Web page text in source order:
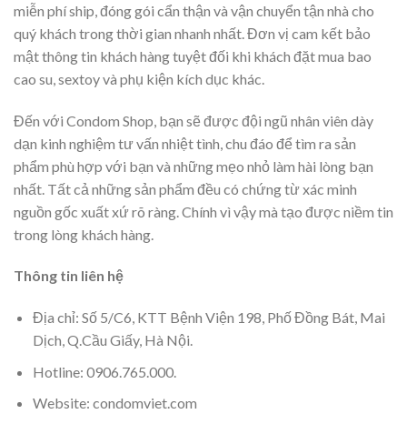
miễn phí ship, đóng gói cẩn thận và vận chuyển tận nhà cho
quý khách trong thời gian nhanh nhất. Đơn vị cam kết bảo
mật thông tin khách hàng tuyệt đối khi khách đặt mua bao
cao su, sextoy và phụ kiện kích dục khác.
Đến với Condom Shop, bạn sẽ được đội ngũ nhân viên dày
dạn kinh nghiệm tư vấn nhiệt tình, chu đáo để tìm ra sản
phẩm phù hợp với bạn và những mẹo nhỏ làm hài lòng bạn
nhất. Tất cả những sản phẩm đều có chứng từ xác minh
nguồn gốc xuất xứ rõ ràng. Chính vì vậy mà tạo được niềm tin
trong lòng khách hàng.
Thông tin liên hệ
Địa chỉ: Số 5/C6, KTT Bệnh Viện 198, Phố Đồng Bát, Mai
Dịch, Q.Cầu Giấy, Hà Nội.
Hotline: 0906.765.000.
Website: condomviet.com